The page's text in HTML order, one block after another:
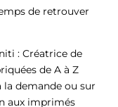
de retrouver
: Créatrice de
de A à Z
la demande ou sur
aux imprimés